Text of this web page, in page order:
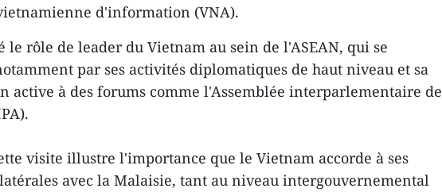
d'information (VNA).
le rôle de leader du Vietnam au sein de l'ASEAN, qui se
par ses activités diplomatiques de haut niveau et sa
active à des forums comme l'Assemblée interparlementaire de
visite illustre l'importance que le Vietnam accorde à ses
avec la Malaisie, tant au niveau intergouvernemental